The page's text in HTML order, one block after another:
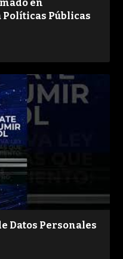
en
Públicas
Datos Personales